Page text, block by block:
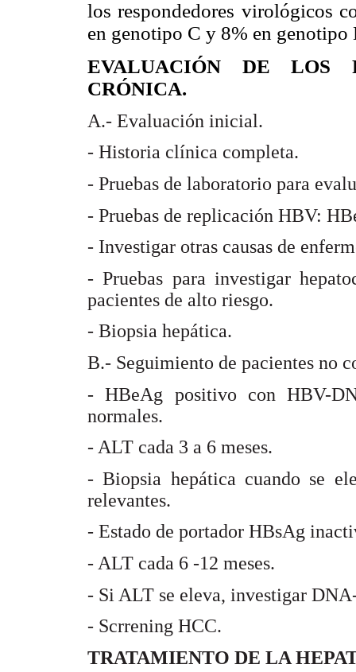
los respondedores virológicos
en genotipo C y 8% en genotipo
EVALUACIÓN DE LOS
CRÓNICA.
A.- Evaluación inicial.
- Historia clínica completa.
- Pruebas de laboratorio para
- Pruebas de replicación HBV:
- Investigar otras causas de
- Pruebas para investigar
pacientes de alto riesgo.
- Biopsia hepática.
B.- Seguimiento de pacientes no
- HBeAg positivo con HBV-
normales.
- ALT cada 3 a 6 meses.
- Biopsia hepática cuando se
relevantes.
- Estado de portador HBsAg
- ALT cada 6 -12 meses.
- Si ALT se eleva, investigar
- Scrrening HCC.
TRATAMIENTO DE LA